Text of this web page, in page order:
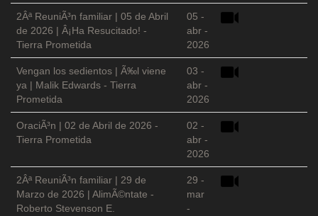
2Âª ReuniÃ³n familiar | 05 de Abril
de 2026 | Â¡Ha Resucitado! -
Tierra Prometida
05 -
abr -
2026
Vengan los sedientos | Ã‰l viene
ya | Malik Edwards - Tierra
Prometida
03 -
abr -
2026
OraciÃ³n | 02 de Abril de 2026 -
Tierra Prometida
02 -
abr -
2026
2Âª ReuniÃ³n familiar | 29 de
Marzo de 2026 | AlimÃ©ntate -
Roberto Stevenson E.
29 -
mar
-